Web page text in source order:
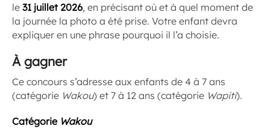
le 31 juillet 2026, en précisant où et à quel moment de
la journée la photo a été prise. Votre enfant devra
expliquer en une phrase pourquoi il l’a choisie.
À gagner
Ce concours s’adresse aux enfants de 4 à 7 ans
(catégorie Wakou) et 7 à 12 ans (catégorie Wapiti).
Catégorie Wakou